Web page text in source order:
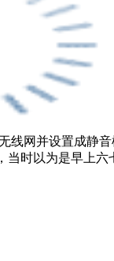
网并设置成静
时以为是早上